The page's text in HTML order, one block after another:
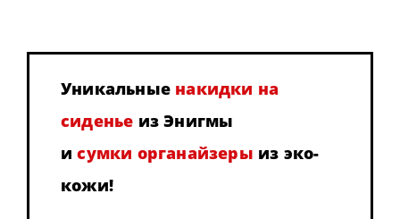
Уникальные накидки на
сиденье из Энигмы
исумки органайзеры из эко-
кожи!